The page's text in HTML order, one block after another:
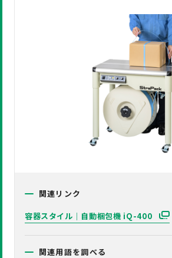
関連リンク
容器スタイル｜自動梱包機 iQ-400
関連用語を調べる